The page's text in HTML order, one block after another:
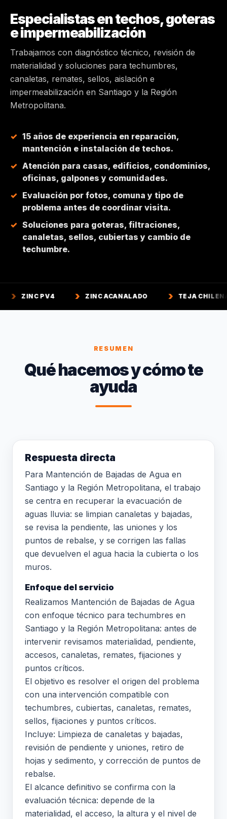
MAIPÚ
HUECHURABA
QUILICURA
COLINA
Especialistas en techos, goteras
e impermeabilización
Trabajamos con diagnóstico técnico, revisión de
materialidad y soluciones para techumbres,
canaletas, remates, sellos, aislación e
impermeabilización en Santiago y la Región
Metropolitana.
15 años de experiencia en reparación,
mantención e instalación de techos.
Atención para casas, edificios, condominios,
oficinas, galpones y comunidades.
Evaluación por fotos, comuna y tipo de
problema antes de coordinar visita.
Soluciones para goteras, filtraciones,
canaletas, sellos, cubiertas y cambio de
techumbre.
ZINC ACANALADO TEJA CHILENA
RESUMEN
Qué hacemos y cómo te
ayuda
Respuesta directa
Para Mantención de Bajadas de Agua en
Santiago y la Región Metropolitana, el trabajo
se centra en recuperar la evacuación de
aguas lluvia: se limpian canaletas y bajadas,
se revisa la pendiente, las uniones y los
puntos de rebalse, y se corrigen las fallas
que devuelven el agua hacia la cubierta o los
muros.
Enfoque del servicio
Realizamos Mantención de Bajadas de Agua
con enfoque técnico para techumbres en
Santiago y la Región Metropolitana: antes de
intervenir revisamos materialidad, pendiente,
accesos, canaletas, remates, fijaciones y
puntos críticos.
El objetivo es resolver el origen del problema
con una intervención compatible con
techumbres, cubiertas, canaletas, remates,
sellos, fijaciones y puntos críticos.
Incluye: Limpieza de canaletas y bajadas,
revisión de pendiente y uniones, retiro de
hojas y sedimento, y corrección de puntos de
rebalse.
El alcance definitivo se confirma con la
evaluación técnica: depende de la
materialidad, el acceso, la altura y el nivel de